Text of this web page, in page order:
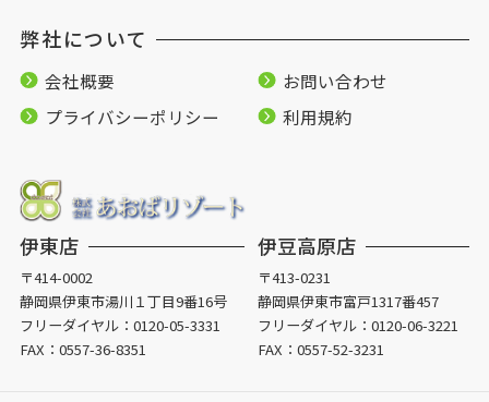
弊社について
会社概要
お問い合わせ
プライバシーポリシー
利用規約
伊東店
〒414-0002
静岡県伊東市湯川１丁目9番16号
フリーダイヤル： 0120-05-3331
FAX：0557-36-8351
伊豆高原店
〒413-0231
静岡県伊東市富戸1317番457
フリーダイヤル：0120-06-3221
FAX：0557-52-3231